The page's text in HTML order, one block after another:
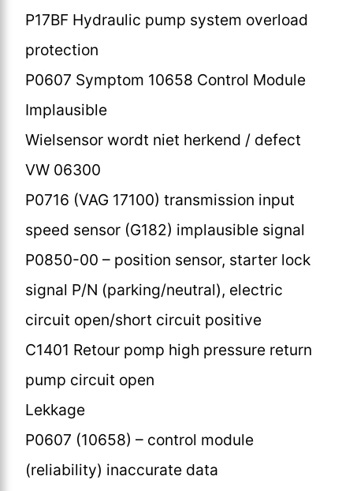
P17BF Hydraulic pump system overload
protection
P0607 Symptom 10658 Control Module
Implausible
Wielsensor wordt niet herkend / defect
VW 06300
P0716 (VAG 17100) transmission input
speed sensor (G182) implausible signal
P0850-00 – position sensor, starter lock
signal P/N (parking/neutral), electric
circuit open/short circuit positive
C1401 Retour pomp high pressure return
pump circuit open
Lekkage
P0607 (10658) – control module
(reliability) inaccurate data